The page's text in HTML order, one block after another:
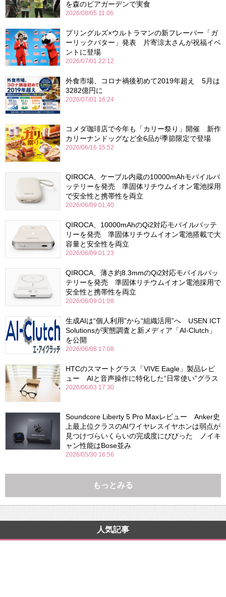
を森のビアガーデンで実食
2026/08/05 11:06
プリングルズ×ウルトラマンの新フレーバー「ガ
ーリックバター」発表 片寄涼太さんが祝福イベ
ントに登場
2026/07/01 22:12
外食市場、コロナ禍後初めて2019年超え 5月は
3282億円に
2026/07/01 16:24
コメダ珈琲店で今年も「カリー祭り」開催 新作
カリーナンドッグなど全6品が季節限定で登場
2026/06/16 15:52
QIROCA、ケーブル内蔵の10000mAhモバイルバ
ッテリーを発売 準固体リチウムイオン電池採用
で安全性と携帯性を両立
2026/06/09 01:40
QIROCA、10000mAhのQi2対応モバイルバッテ
リーを発売 準固体リチウムイオン電池搭載で大
容量と安全性を両立
2026/06/09 01:23
QIROCA、薄さ約8.3mmのQi2対応モバイルバッ
テリーを発売 準固体リチウムイオン電池採用で
安全性と携帯性を両立
2026/06/09 01:08
生成AIは“個人利用”から“組織活用”へ USEN ICT
Solutionsが実態調査と新メディア「AI-Clutch」
を公開
2026/06/08 17:08
HTCのスマートグラス「VIVE Eagle」製品レビ
ュー AIと音声操作に特化した“日常使い”グラス
2026/06/03 17:30
Soundcore Liberty 5 Pro Maxレビュー Anker史
上最上位クラスのAIワイヤレスイヤホンは弱点が
見つけづらいくらいの完成度にびびった ノイキ
ャン性能はBose並み
2026/05/30 16:56
もっとみる
人気記事